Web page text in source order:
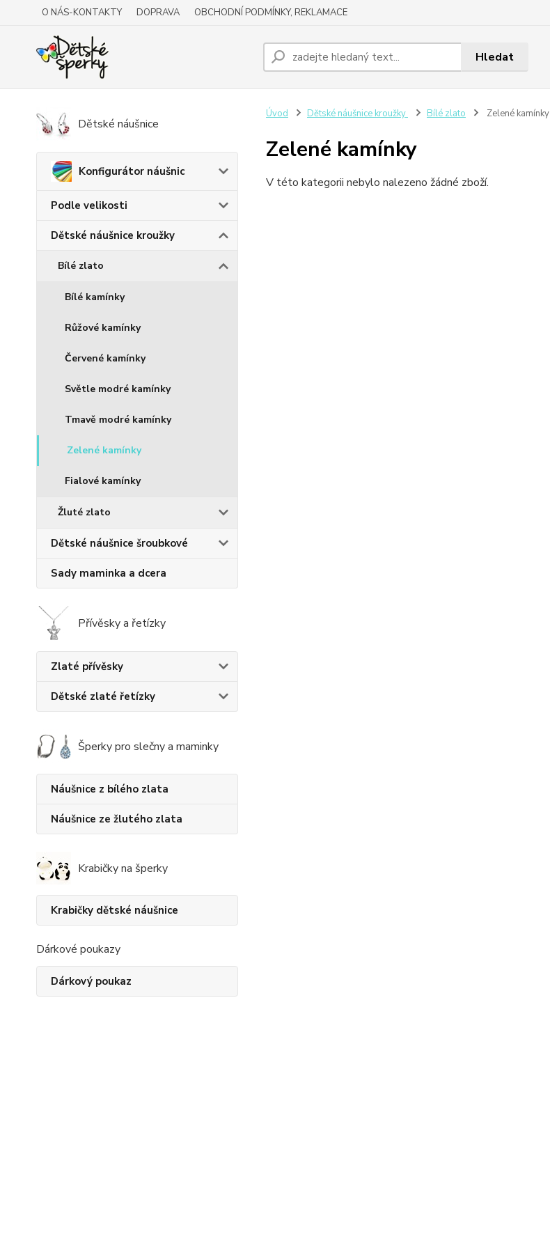
O NÁS-KONTAKTY DOPRAVA OBCHODNÍ PODMÍNKY, REKLAMACE
Hledat
Dětské náušnice
Konfigurátor náušnic
Podle velikosti
Dětské náušnice kroužky
Bílé zlato
Bílé kamínky
Růžové kamínky
Červené kamínky
Světle modré kamínky
Tmavě modré kamínky
Zelené kamínky
Fialové kamínky
Žluté zlato
Dětské náušnice šroubkové
Sady maminka a dcera
Přívěsky a řetízky
Zlaté přívěsky
Dětské zlaté řetízky
Šperky pro slečny a maminky
Náušnice z bílého zlata
Náušnice ze žlutého zlata
Krabičky na šperky
Krabičky dětské náušnice
Dárkové poukazy
Dárkový poukaz
Úvod Dětské náušnice kroužky Bílé zlato Zelené kamínky
Zelené kamínky
V této kategorii nebylo nalezeno žádné zboží.